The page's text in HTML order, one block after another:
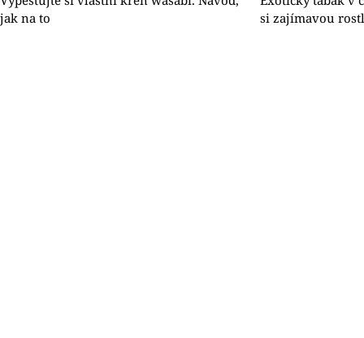
jak na to
si zajímavou